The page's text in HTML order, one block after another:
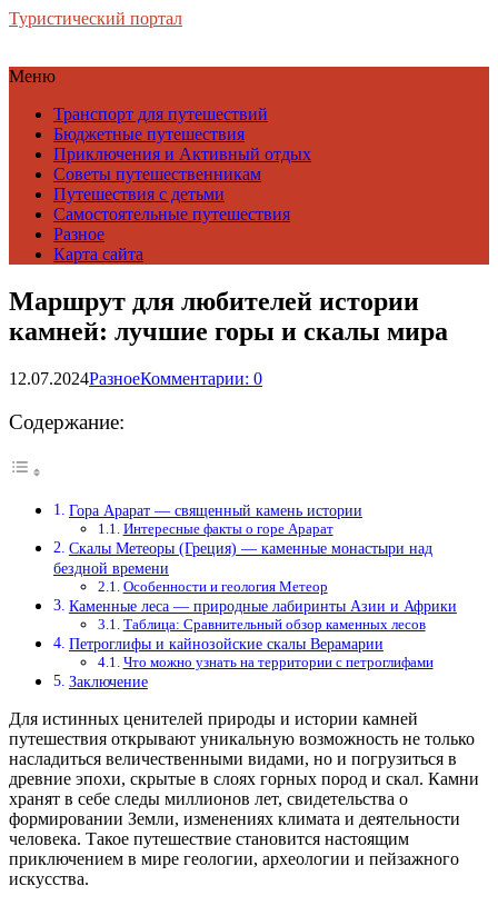
Туристический портал
Меню
Транспорт для путешествий
Бюджетные путешествия
Приключения и Активный отдых
Советы путешественникам
Путешествия с детьми
Самостоятельные путешествия
Разное
Карта сайта
Маршрут для любителей истории
камней: лучшие горы и скалы мира
12.07.2024РазноеКомментарии: 0
Содержание:
Гора Арарат — священный камень истории
Интересные факты о горе Арарат
Скалы Метеоры (Греция) — каменные монастыри над
бездной времени
Особенности и геология Метеор
Каменные леса — природные лабиринты Азии и Африки
Таблица: Сравнительный обзор каменных лесов
Петроглифы и кайнозойские скалы Верамарии
Что можно узнать на территории с петроглифами
Заключение
Для истинных ценителей природы и истории камней
путешествия открывают уникальную возможность не только
насладиться величественными видами, но и погрузиться в
древние эпохи, скрытые в слоях горных пород и скал. Камни
хранят в себе следы миллионов лет, свидетельства о
формировании Земли, изменениях климата и деятельности
человека. Такое путешествие становится настоящим
приключением в мире геологии, археологии и пейзажного
искусства.